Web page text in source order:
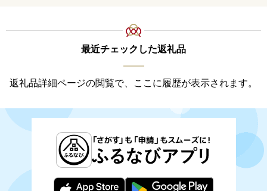
最近チェックした返礼品
返礼品詳細ページの閲覧で、ここに履歴が表示されます。